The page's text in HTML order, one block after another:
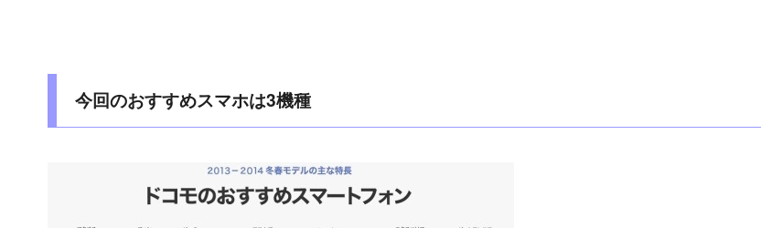
今回のおすすめスマホは3機種